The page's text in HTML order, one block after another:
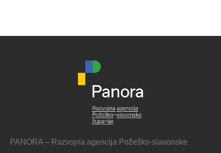
PANORA – Razvojna agencija Požeško-slavonske